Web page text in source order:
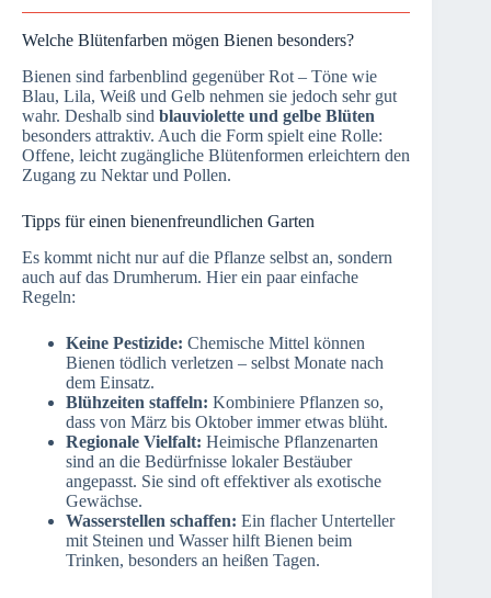
Welche Blütenfarben mögen Bienen besonders?
Bienen sind farbenblind gegenüber Rot – Töne wie
Blau, Lila, Weiß und Gelb nehmen sie jedoch sehr gut
wahr. Deshalb sind blauviolette und gelbe Blüten
besonders attraktiv. Auch die Form spielt eine Rolle:
Offene, leicht zugängliche Blütenformen erleichtern den
Zugang zu Nektar und Pollen.
Tipps für einen bienenfreundlichen Garten
Es kommt nicht nur auf die Pflanze selbst an, sondern
auch auf das Drumherum. Hier ein paar einfache
Regeln:
Keine Pestizide: Chemische Mittel können
Bienen tödlich verletzen – selbst Monate nach
dem Einsatz.
Blühzeiten staffeln: Kombiniere Pflanzen so,
dass von März bis Oktober immer etwas blüht.
Regionale Vielfalt: Heimische Pflanzenarten
sind an die Bedürfnisse lokaler Bestäuber
angepasst. Sie sind oft effektiver als exotische
Gewächse.
Wasserstellen schaffen: Ein flacher Unterteller
mit Steinen und Wasser hilft Bienen beim
Trinken, besonders an heißen Tagen.